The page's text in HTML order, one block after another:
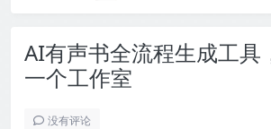
AI有声书全流程生成工具
一个工作室
没有评论